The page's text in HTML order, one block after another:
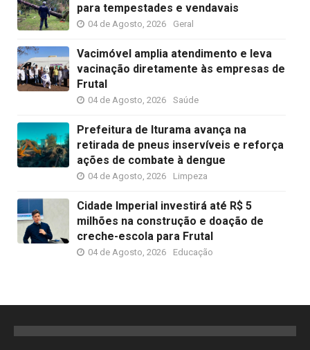
para tempestades e vendavais
04 de Agosto, 2026 Geral
Vacimóvel amplia atendimento e leva
vacinação diretamente às empresas de
Frutal
04 de Agosto, 2026 Saúde
Prefeitura de Iturama avança na
retirada de pneus inservíveis e reforça
ações de combate à dengue
04 de Agosto, 2026 Limpeza
Cidade Imperial investirá até R$ 5
milhões na construção e doação de
creche-escola para Frutal
04 de Agosto, 2026 Educação